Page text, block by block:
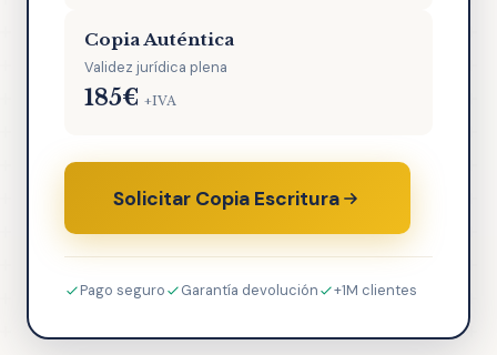
Copia Auténtica
Validez jurídica plena
185€ +IVA
Solicitar Copia Escritura
Pago seguro Garantía devolución +1M clientes